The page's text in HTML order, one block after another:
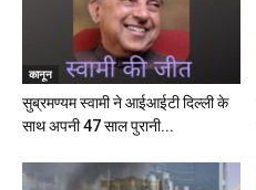
कानून
सुब्रमण्यम स्वामी ने आईआईटी दिल्ली के
साथ अपनी 47 साल पुरानी...